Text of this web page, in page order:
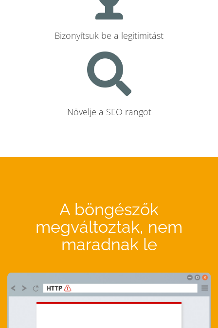
Bizonyítsuk be a legitimitást
Növelje a SEO rangot
A böngészők
megváltoztak, nem
maradnak le